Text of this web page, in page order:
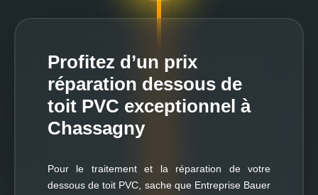
Profitez d’un prix
réparation dessous de
toit PVC exceptionnel à
Chassagny
Pour le traitement et la réparation de votre
dessous de toit PVC, sache que Entreprise Bauer